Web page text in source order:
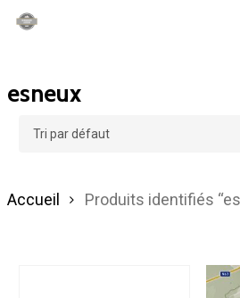
Skip
content
esneux
Accueil Produits identifiés